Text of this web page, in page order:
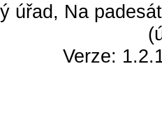
úřad, Na
Verze: